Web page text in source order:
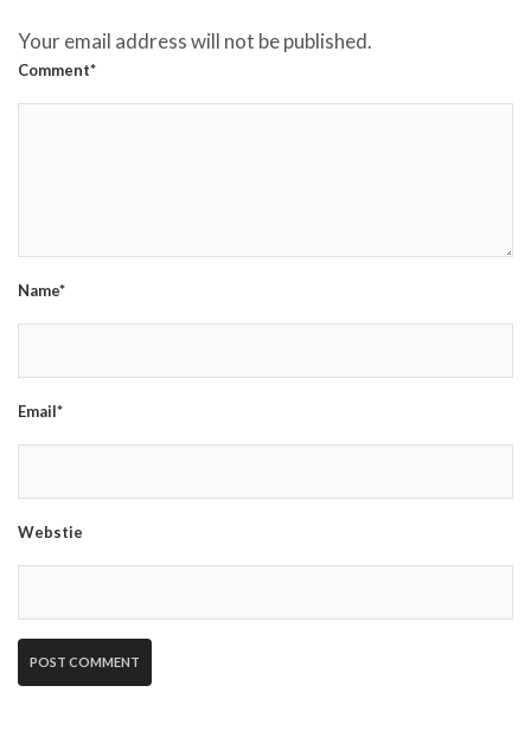
Your email address will not be published.
Comment*
Name*
Email*
Webstie